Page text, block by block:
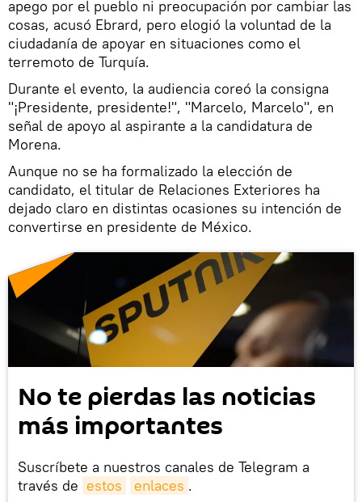
apego por el pueblo ni preocupación por cambiar las
cosas, acusó Ebrard, pero elogió la voluntad de la
ciudadanía de apoyar en situaciones como el
terremoto de Turquía.
Durante el evento, la audiencia coreó la consigna
"¡Presidente, presidente!", "Marcelo, Marcelo", en
señal de apoyo al aspirante a la candidatura de
Morena.
Aunque no se ha formalizado la elección de
candidato, el titular de Relaciones Exteriores ha
dejado claro en distintas ocasiones su intención de
convertirse en presidente de México.
No te pierdas las noticias
más importantes
Suscríbete a nuestros canales de Telegram a
través de estos enlaces .